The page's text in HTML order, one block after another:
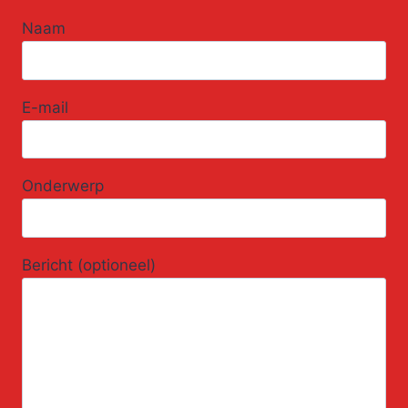
Naam
E-mail
Onderwerp
Bericht (optioneel)